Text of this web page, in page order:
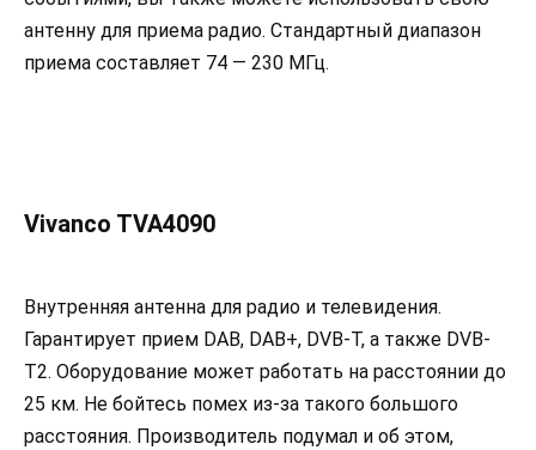
антенну для приема радио. Стандартный диапазон
приема составляет 74 — 230 МГц.
Vivanco TVA4090
Внутренняя антенна для радио и телевидения.
Гарантирует прием DAB, DAB+, DVB-T, а также DVB-
T2. Оборудование может работать на расстоянии до
25 км. Не бойтесь помех из-за такого большого
расстояния. Производитель подумал и об этом,